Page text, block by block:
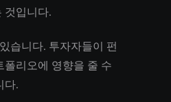
것입니다.
습니다. 투자자들이 펀
리오에 영향을 줄 수
다.